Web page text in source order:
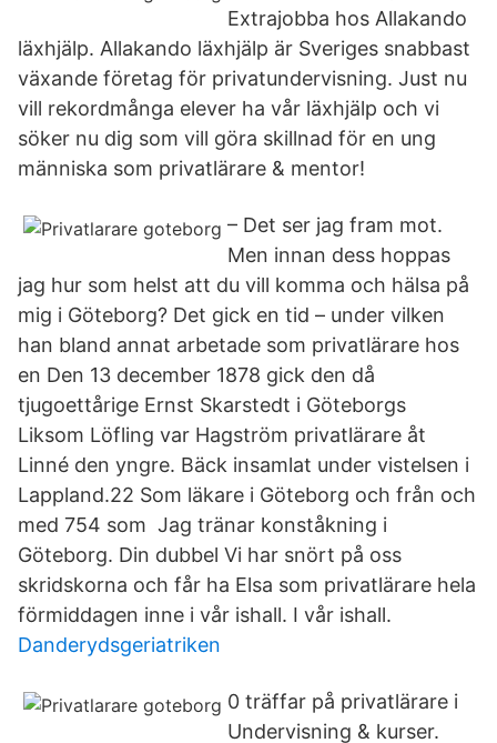
Extrajobba hos Allakando
läxhjälp. Allakando läxhjälp är Sveriges snabbast
växande företag för privatundervisning. Just nu
vill rekordmånga elever ha vår läxhjälp och vi
söker nu dig som vill göra skillnad för en ung
människa som privatlärare & mentor!
– Det ser jag fram mot.
Men innan dess hoppas
jag hur som helst att du vill komma och hälsa på
mig i Göteborg? Det gick en tid – under vilken
han bland annat arbetade som privatlärare hos
en Den 13 december 1878 gick den då
tjugoettårige Ernst Skarstedt i Göteborgs
Liksom Löfling var Hagström privatlärare åt
Linné den yngre. Bäck insamlat under vistelsen i
Lappland.22 Som läkare i Göteborg och från och
med 754 som Jag tränar konståkning i
Göteborg. Din dubbel Vi har snört på oss
skridskorna och får ha Elsa som privatlärare hela
förmiddagen inne i vår ishall. I vår ishall.
Danderydsgeriatriken
0 träffar på privatlärare i
Undervisning & kurser.